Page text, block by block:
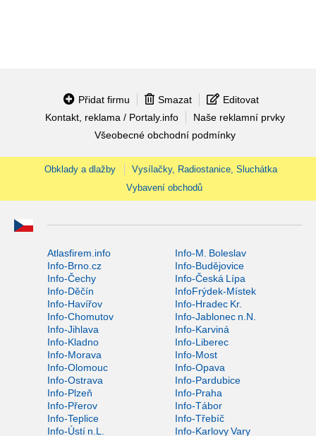
Přidat firmu Smazat
Editovat
Kontakt, reklama / Portaly.info
Naše reklamní prvky
Všeobecné obchodní podmínky
Obklady a dlažby
Vysílačky, Radiostanice, Sluchátka
Vybavení obchodů
Atlasfirem.info
Info-M. Boleslav
Info-Brno.cz
Info-Budějovice
Info-Čechy
Info-Česká Lípa
Info-Děčín
InfoFrýdek-Místek
Info-Havířov
Info-Hradec Kr.
Info-Chomutov
Info-Jablonec n.N.
Info-Jihlava
Info-Karviná
Info-Kladno
Info-Liberec
Info-Morava
Info-Most
Info-Olomouc
Info-Opava
Info-Ostrava
Info-Pardubice
Info-Plzeň
Info-Praha
Info-Přerov
Info-Tábor
Info-Teplice
Info-Třebíč
Info-Ústí n.L.
Info-Karlovy Vary